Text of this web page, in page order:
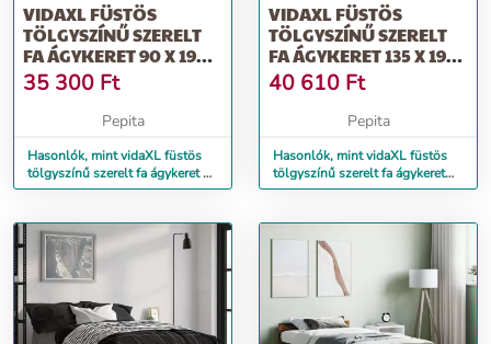
VIDAXL FÜSTÖS
TÖLGYSZÍNŰ SZERELT
FA ÁGYKERET 90 X 190
CM
35 300 Ft
Pepita
Hasonlók, mint vidaXL füstös
tölgyszínű szerelt fa ágykeret 90
x 190 cm
VIDAXL FÜSTÖS
TÖLGYSZÍNŰ SZERELT
FA ÁGYKERET 135 X 190
CM
40 610 Ft
Pepita
Hasonlók, mint vidaXL füstös
tölgyszínű szerelt fa ágykeret
135 x 190 cm